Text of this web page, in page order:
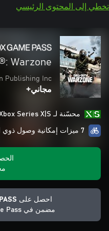
تخطي إلى المحتوى الرئيسي
Warzone™
Publishing Inc.
مجاني+
محسّنة لـ Xbox Series X|S
7 ميزات إمكانية وصول ذوي الاحتياجات الخاصة
احصل على GAME PASS
مضمن في PC Game Pass